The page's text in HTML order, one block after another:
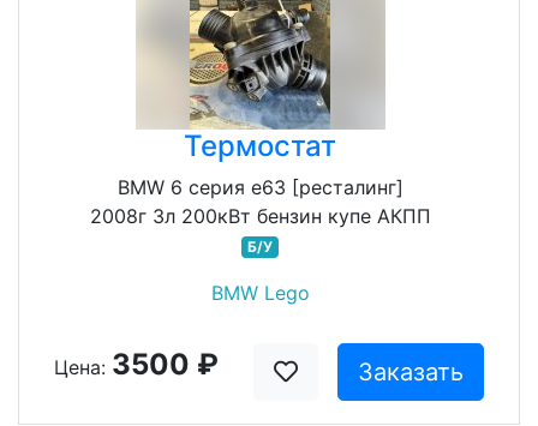
Термостат
BMW 6 серия e63 [ресталинг]
2008г 3л 200кВт бензин купе АКПП
Б/У
BMW Lego
Цена: 3500 ₽ Заказать